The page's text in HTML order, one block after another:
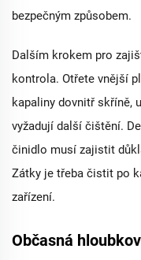
bezpečným způsobem.
Dalším krokem pro
kontrola. Otřete vnější
kapaliny dovnitř skříně,
vyžadují další čištění.
činidlo musí zajistit
Zátky je třeba čistit po
zařízení.
Občasná